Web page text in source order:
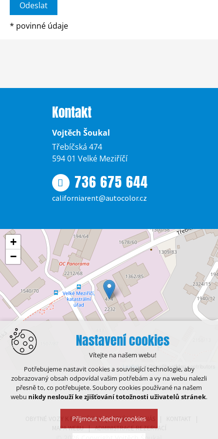
* povinné údaje
Kontakt
Vojtěch Šoukal
Třebíčská 474
594 01 Velké Meziříčí
736 675 644
californiarent@autocolor.cz
+
−
Leaflet| © OpenStreetMap contributors
OBYTNÉ VOZY K PRONÁJMU CENÍK O NÁS
MAPA WEBU
ADMINISTRACE REZERVACÍ
Nastavení cookies
Vítejte na našem webu!
Potřebujeme nastavit cookies a související technologie, aby
zobrazovaný obsah odpovídal vašim potřebám a vy na webu nalezli
přesně to, co potřebujete. Soubory cookies používané na našem
webu nikdy neslouží ke zjišťování totožnosti uživatelů stránek.
Přijmout všechny cookies